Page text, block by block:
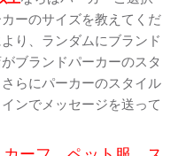
ーのサイズを教えてくだ
り、ランダムにブランド
ブランドパーカーのスタ
らにパーカーのスタイル
ンでメッセージを送って